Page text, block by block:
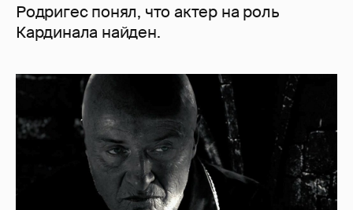
Родригес понял, что актер на роль
Кардинала найден.